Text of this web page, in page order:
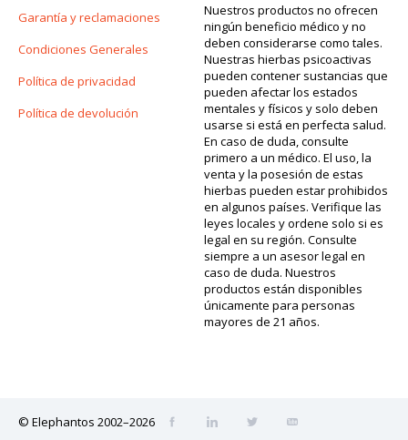
Garantía y reclamaciones
Condiciones Generales
Política de privacidad
Política de devolución
Nuestros productos no ofrecen
ningún beneficio médico y no
deben considerarse como tales.
Nuestras hierbas psicoactivas
pueden contener sustancias que
pueden afectar los estados
mentales y físicos y solo deben
usarse si está en perfecta salud.
En caso de duda, consulte
primero a un médico. El uso, la
venta y la posesión de estas
hierbas pueden estar prohibidos
en algunos países. Verifique las
leyes locales y ordene solo si es
legal en su región. Consulte
siempre a un asesor legal en
caso de duda. Nuestros
productos están disponibles
únicamente para personas
mayores de 21 años.
© Elephantos 2002–2026